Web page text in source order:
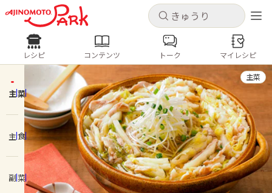
キャンセル
ログインするとレシピを保存できます
ログイン 新規登録
ホーム
コンテンツ
キャンセル
レシピ コンテンツ
人気の食材・レシピ
きゅうり なす トマト
とうもろこし
ピーマン
みょうが ゴーヤ
レシピ コンテンツ トーク マイレシピ
主菜
主食
副菜
主菜